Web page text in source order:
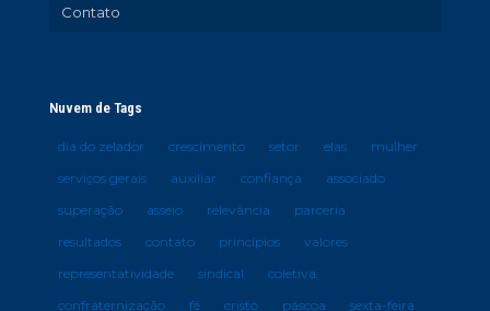
Contato
Nuvem de Tags
dia do zelador crescimento setor elas
mulher
serviços gerais
auxiliar confiança
associado
superação
asseio relevância
parceria
resultados
contato princípios
valores
representatividade
sindical
coletiva
confraternização
fé cristo páscoa sexta-feira